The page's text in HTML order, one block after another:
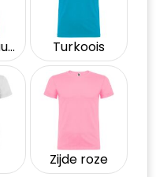
Stoffig blauw Turkoois
Zijde roze